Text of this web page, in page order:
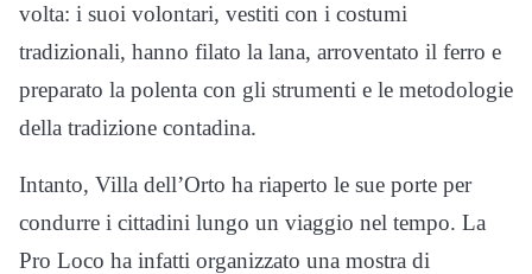
volta: i suoi volontari, vestiti con i costumi
tradizionali, hanno filato la lana, arroventato il ferro e
preparato la polenta con gli strumenti e le metodologie
della tradizione contadina.
Intanto, Villa dell’Orto ha riaperto le sue porte per
condurre i cittadini lungo un viaggio nel tempo. La
Pro Loco ha infatti organizzato una mostra di